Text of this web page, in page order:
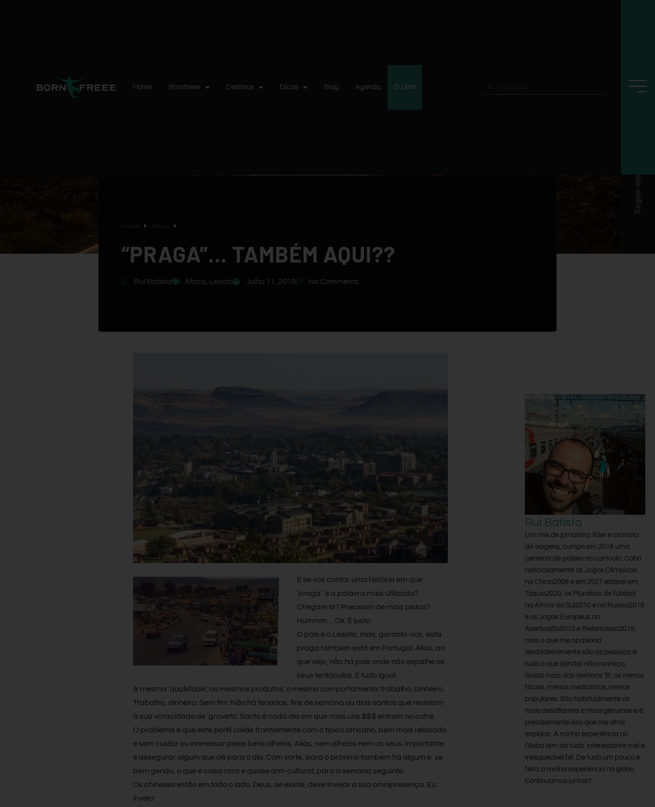
Home Bornfreee Destinos Dicas Blog Agenda O Livro
Segue-me
“PRAGA”… TAMBÉM AQUI??
Rui Batista África Lesoto Julho 11, 2010 No Comments
E se vos contar uma história em que
‘praga´ é a palavra mais utilizada?
Chegam lá? Precisam de mais pistas?
Hummm… Ok. É justo.
O país é o Lesoto, mas, garanto-vos, esta
praga também está em Portugal. Aliás, ao
que vejo, não há país onde não espalhe os
seus tentáculos. É tudo igual.
A mesma ‘qualidade’, os mesmos produtos, o mesmo comportamento: trabalho, dinheiro.
Trabalho, dinheiro. Sem fim. Não há feriados, fins de semana ou dias santos que resistam
à sua voracidade de ‘graveto’. Santo é cada dia em que mais uns $$$ entram no cofre.
O problema é que este perfil colide frontalmente com o típico africano, bem mais relaxado
e sem cuidar ou interessar pelos bens alheios. Aliás, nem alheios nem os seus. Importante
é assegurar algum que dê para o dia. Com sorte, para o próximo também há algum e, se
bem gerido, o que é coisa rara e quase anti-cultural, para a semana seguinte.
Os chineses estão em todo o lado. Deus, se existe, deve invejar a sua omnipresença. Eu
invejo!
Rui Batista
Um mix de jornalista, líder e cronista
de viagens, cumpri em 2016 uma
centena de países no currículo. Cobri
noticiosamente os Jogos Olímpicos
na China2008 e em 2021 estarei em
Tóquio2020, os Mundiais de futebol
na África do Sul2010 e na Rússia2018
e os Jogos Europeus no
Azerbaijão2015 e Bielorrússia2019,
mas o que me apaixona
verdadeiramente são as pessoas e
tudo o que (ainda) não conheço.
Gosto mais dos destinos ‘B’, os menos
fáceis, menos mediáticos, menos
populares. São habitualmente os
mais desafiantes e mais genuínos e é
precisamente isso que me atrai
explorar. A minha experiência no
Globo tem de tudo: interessante mel e
inesquecível fel. De tudo um pouco é
feita a minha experiência no globo.
Continuamos juntos?